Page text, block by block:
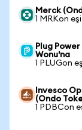
Merck
1 MRKon
Plug
Wonu'na
1 PLUGon
Invesco
(Ondo
1 PDBCon